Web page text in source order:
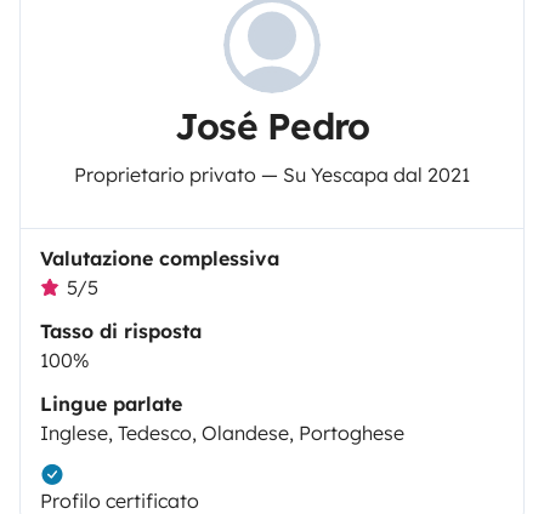
José Pedro
Proprietario privato — Su Yescapa dal 2021
Valutazione complessiva
5/5
Tasso di risposta
100%
Lingue parlate
Inglese, Tedesco, Olandese, Portoghese
Profilo certificato